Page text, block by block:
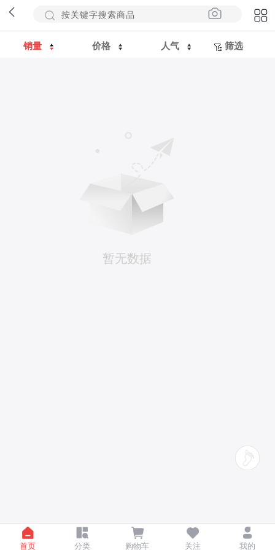
销量 价格 人气 筛选
暂无数据
首页 分类 购物车 关注 我的